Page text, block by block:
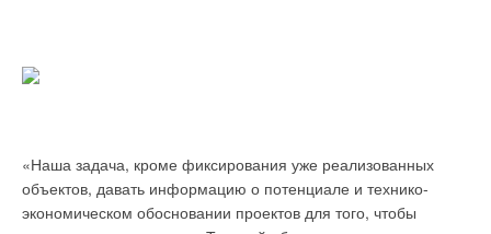
«Наша задача, кроме фиксирования уже реализованных
объектов, давать информацию о потенциале и технико-
экономическом обосновании проектов для того, чтобы
Датчик «точки росы»
позволяют предотвратить выпадение конденсата, а значит —
разрушение строительных конструкций. При монтаже
необходимо обеспечить достаточный контакт датчика «точки